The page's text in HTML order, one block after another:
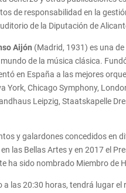
de responsabilidad en la
de la Diputación de
Aijón (Madrid, 1931) es una
mundo de la música clásica.
en España a las mejores
York, Chicago Symphony,
Leipzig, Staatskapelle
y galardones concedidos en
las Bellas Artes y en 2017 el
ha sido nombrado Miembro
a las 20:30 horas, tendrá lugar